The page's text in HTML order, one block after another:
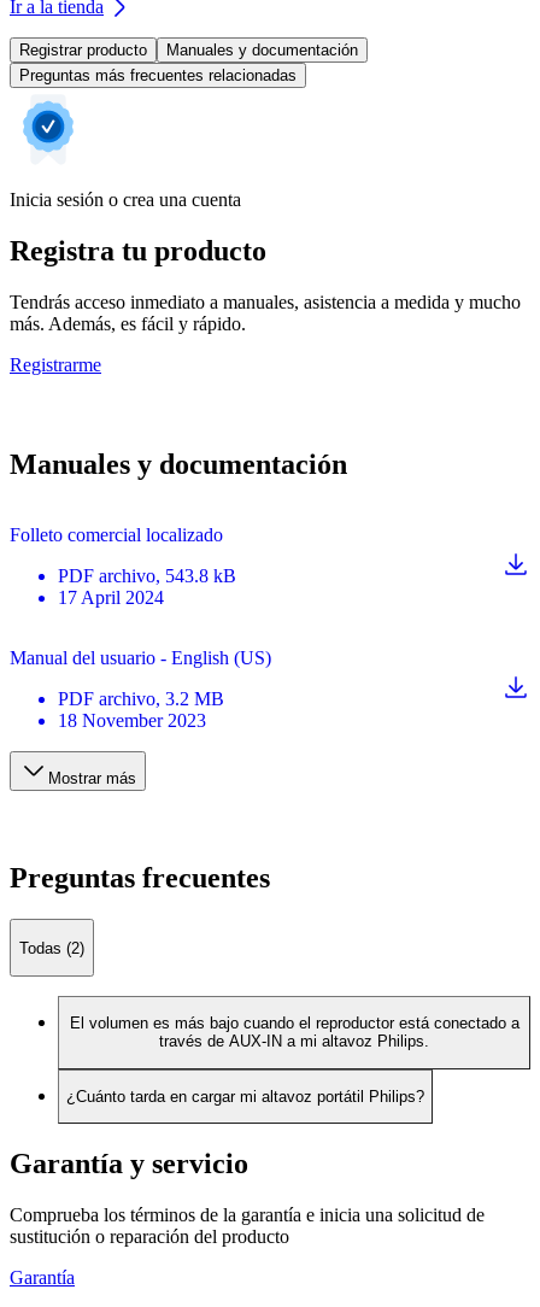
Ir a la tienda
Registrar producto
Manuales y documentación
Preguntas más frecuentes relacionadas
Inicia sesión o crea una cuenta
Registra tu producto
Tendrás acceso inmediato a manuales, asistencia a medida y mucho
más. Además, es fácil y rápido.
Registrarme
Manuales y documentación
Folleto comercial localizado
PDF archivo, 543.8 kB
17 April 2024
Manual del usuario - English (US)
PDF archivo, 3.2 MB
18 November 2023
Mostrar más
Preguntas frecuentes
Todas (2)
El volumen es más bajo cuando el reproductor está conectado a
través de AUX-IN a mi altavoz Philips.
¿Cuánto tarda en cargar mi altavoz portátil Philips?
Garantía y servicio
Comprueba los términos de la garantía e inicia una solicitud de
sustitución o reparación del producto
Garantía